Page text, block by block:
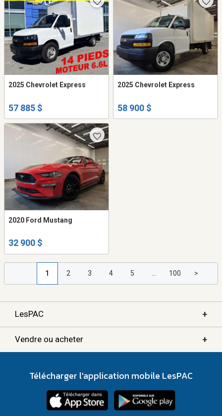
2025 Chevrolet Express
57 885 $
2025 Chevrolet Express
58 900 $
2020 Ford Mustang
32 900 $
1 2 3 4 5 ... 100 >
LesPAC +
Vendre ou acheter +
Télécharger l'application mobile LesPAC